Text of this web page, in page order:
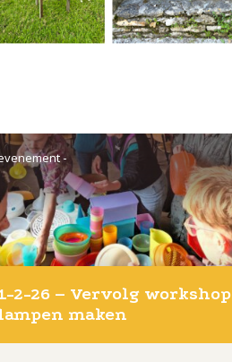
-
2-26 – Vervolg workshop
maken